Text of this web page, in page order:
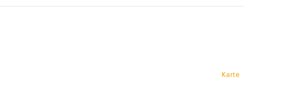
Karte